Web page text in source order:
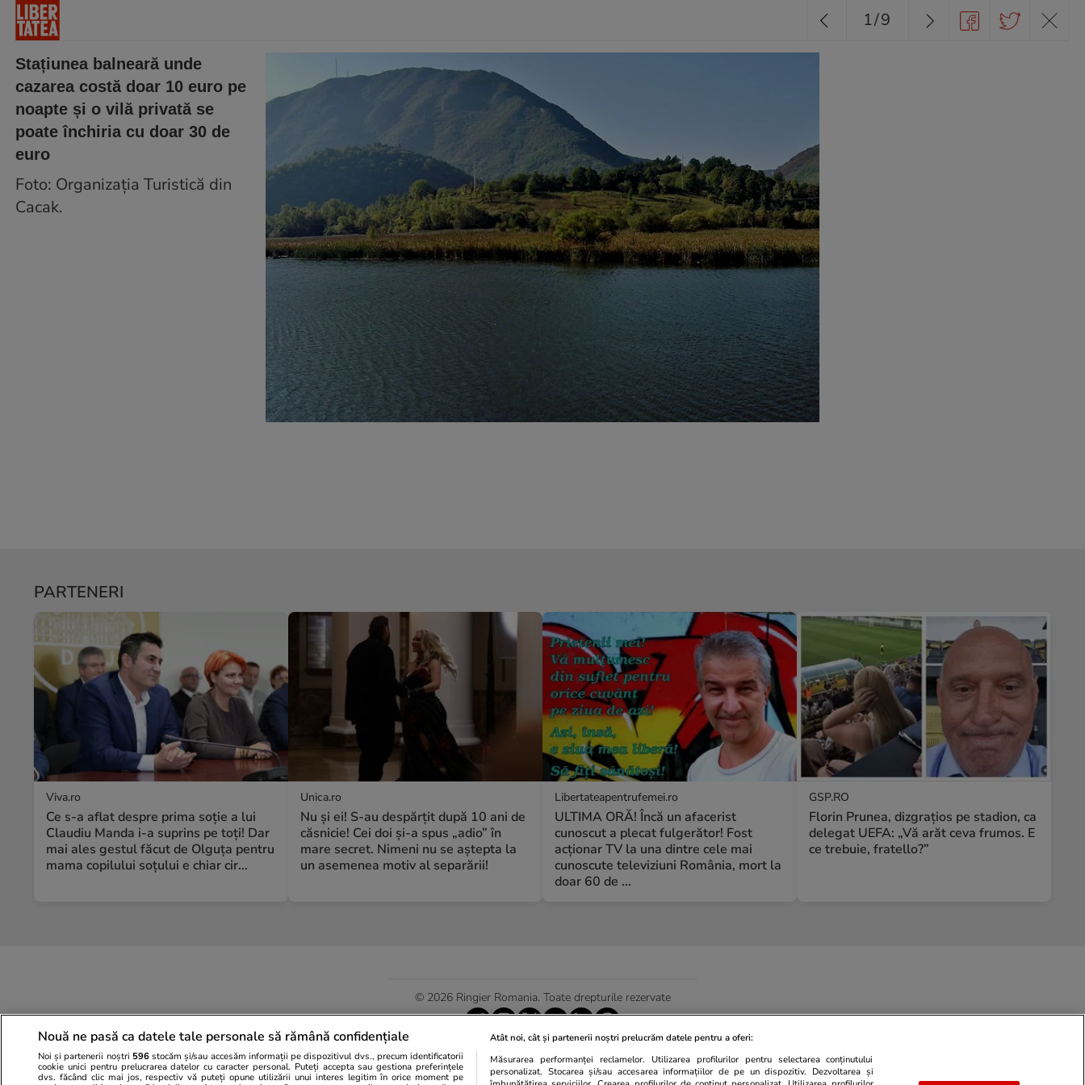
Stațiunea balneară unde
cazarea costă doar 10 euro pe
noapte și o vilă privată se
poate închiria cu doar 30 de
euro
Foto: Organizația Turistică din
Cacak.
1/9
PARTENERI
Viva.ro
Ce s-a aflat despre prima soție a lui
Claudiu Manda i-a suprins pe toți! Dar
mai ales gestul făcut de Olguța pentru
mama copilului soțului e chiar cir...
Unica.ro
Nu și ei! S-au despărțit după 10 ani de
căsnicie! Cei doi și-a spus „adio” în
mare secret. Nimeni nu se aștepta la
un asemenea motiv al separării!
Libertateapentrufemei.ro
ULTIMA ORĂ! Încă un afacerist
cunoscut a plecat fulgerător! Fost
acționar TV la una dintre cele mai
cunoscute televiziuni România, mort la
doar 60 de ...
GSP.RO
Florin Prunea, dizgrațios pe stadion, ca
delegat UEFA: „Vă arăt ceva frumos. E
ce trebuie, fratello?”
© 2026 Ringier Romania. Toate drepturile rezervate
Actualizare preferințe cookies
Nouă ne pasă ca datele tale personale să rămână confidențiale
Noi și partenerii noștri 596stocăm și/sau accesăm informații pe dispozitivul dvs., precum identificatorii
cookie unici pentru prelucrarea datelor cu caracter personal. Puteți accepta sau gestiona preferințele
dvs. făcând clic mai jos, respectiv vă puteți opune utilizării unui interes legitim în orice moment pe
Atât noi, cât și partenerii noștri prelucrăm datele pentru a oferi:
Măsurarea performanței reclamelor. Utilizarea profilurilor pentru selectarea conținutului
personalizat. Stocarea și/sau accesarea informațiilor de pe un dispozitiv. Dezvoltarea și